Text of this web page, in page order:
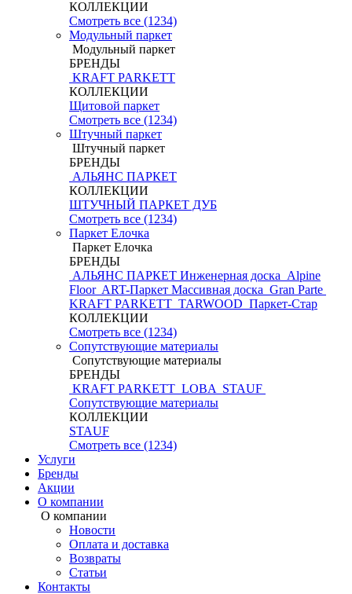
КОЛЛЕКЦИИ
Смотреть все (1234)
Модульный паркет
Модульный паркет
БРЕНДЫ
KRAFT PARKETT
КОЛЛЕКЦИИ
Щитовой паркет
Смотреть все (1234)
Штучный паркет
Штучный паркет
БРЕНДЫ
АЛЬЯНС ПАРКЕТ
КОЛЛЕКЦИИ
ШТУЧНЫЙ ПАРКЕТ ДУБ
Смотреть все (1234)
Паркет Елочка
Паркет Елочка
БРЕНДЫ
АЛЬЯНС ПАРКЕТ Инженерная доска Alpine
Floor ART-Паркет Массивная доска Gran Parte
KRAFT PARKETT TARWOOD Паркет-Стар
КОЛЛЕКЦИИ
Смотреть все (1234)
Сопутствующие материалы
Сопутствующие материалы
БРЕНДЫ
KRAFT PARKETT LOBA STAUF
Сопутствующие материалы
КОЛЛЕКЦИИ
STAUF
Смотреть все (1234)
Услуги
Бренды
Акции
О компании
О компании
Новости
Оплата и доставка
Возвраты
Статьи
Контакты